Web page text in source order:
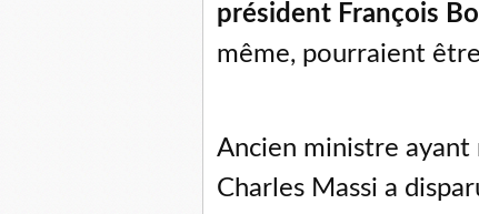
président François
même, pourraient
Ancien ministre ayant
Charles Massi a